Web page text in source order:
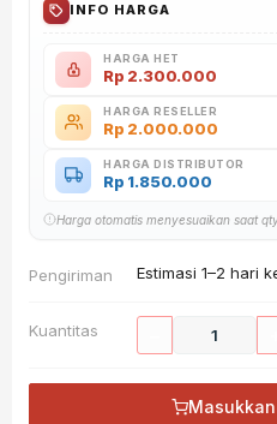
INFO HARGA
HARGA HET
Rp 2.300.000
HARGA RESELLER
Rp 2.000.000
HARGA DISTRIBUTOR
Rp 1.850.000
Harga otomatis menyesuaikan saat
Pengiriman Estimasi 1–2 hari
Kuantitas